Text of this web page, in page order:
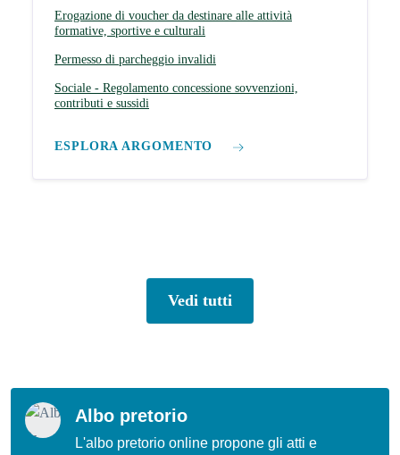
Erogazione di voucher da destinare alle attività
formative, sportive e culturali
Permesso di parcheggio invalidi
Sociale - Regolamento concessione sovvenzioni,
contributi e sussidi
ESPLORA ARGOMENTO
Vedi tutti
Albo pretorio
L'albo pretorio online propone gli atti e